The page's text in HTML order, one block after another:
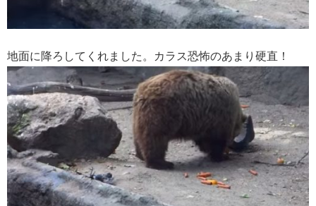
地面に降ろしてくれました。カラス恐怖のあまり硬直！